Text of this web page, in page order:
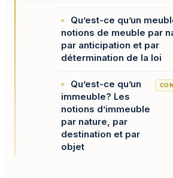
Qu’est-ce qu’un
notions de meuble par
par anticipation et par
détermination de la loi
Qu’est-ce qu’un
immeuble? Les
notions d’immeuble
par nature, par
destination et par
objet